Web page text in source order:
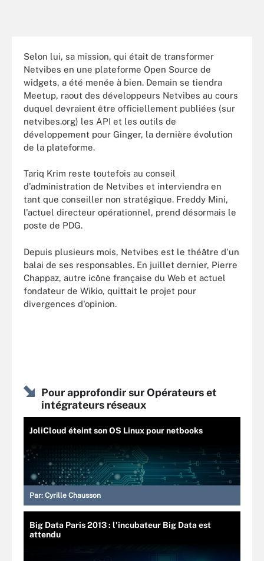
Selon lui, sa mission, qui était de transformer
Netvibes en une plateforme Open Source de
widgets, a été menée à bien. Demain se tiendra
Meetup, raout des développeurs Netvibes au cours
duquel devraient être officiellement publiées (sur
netvibes.org) les API et les outils de
développement pour Ginger, la dernière évolution
de la plateforme.
Tariq Krim reste toutefois au conseil
d'administration de Netvibes et interviendra en
tant que conseiller non stratégique. Freddy Mini,
l'actuel directeur opérationnel, prend désormais le
poste de PDG.
Depuis plusieurs mois, Netvibes est le théâtre d'un
balai de ses responsables. En juillet dernier, Pierre
Chappaz, autre icône française du Web et actuel
fondateur de Wikio, quittait le projet pour
divergences d'opinion.
Pour approfondir sur Opérateurs et
intégrateurs réseaux
JoliCloud éteint son OS Linux pour netbooks
Par: Cyrille Chausson
Big Data Paris 2013 : l'incubateur Big Data est
attendu